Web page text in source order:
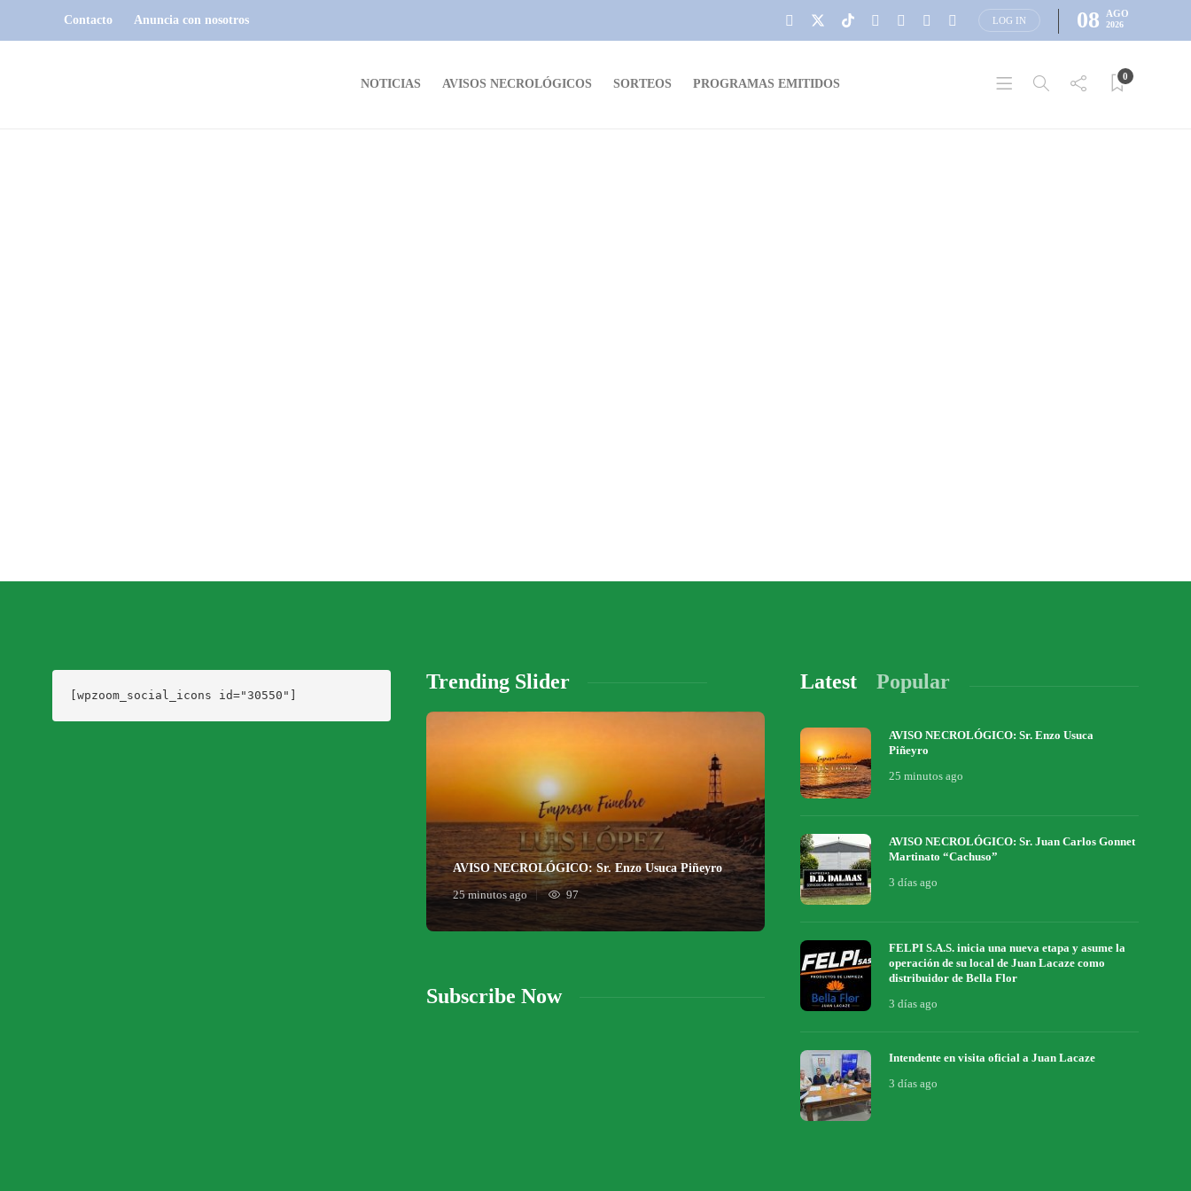
Contacto Anuncia con nosotros LOG IN 08 AGO
2026
NOTICIAS AVISOS NECROLÓGICOS SORTEOS PROGRAMAS EMITIDOS
0
[wpzoom_social_icons id="30550"]
Trending Slider
AVISO NECROLÓGICO: Sr. Enzo Usuca Piñeyro
25 minutos ago
97
Subscribe Now
Latest Popular
AVISO NECROLÓGICO: Sr. Enzo Usuca
Piñeyro
25 minutos ago
AVISO NECROLÓGICO: Sr. Juan Carlos Gonnet
Martinato “Cachuso”
3 días ago
FELPI S.A.S. inicia una nueva etapa y asume la
operación de su local de Juan Lacaze como
distribuidor de Bella Flor
3 días ago
Intendente en visita oficial a Juan Lacaze
3 días ago